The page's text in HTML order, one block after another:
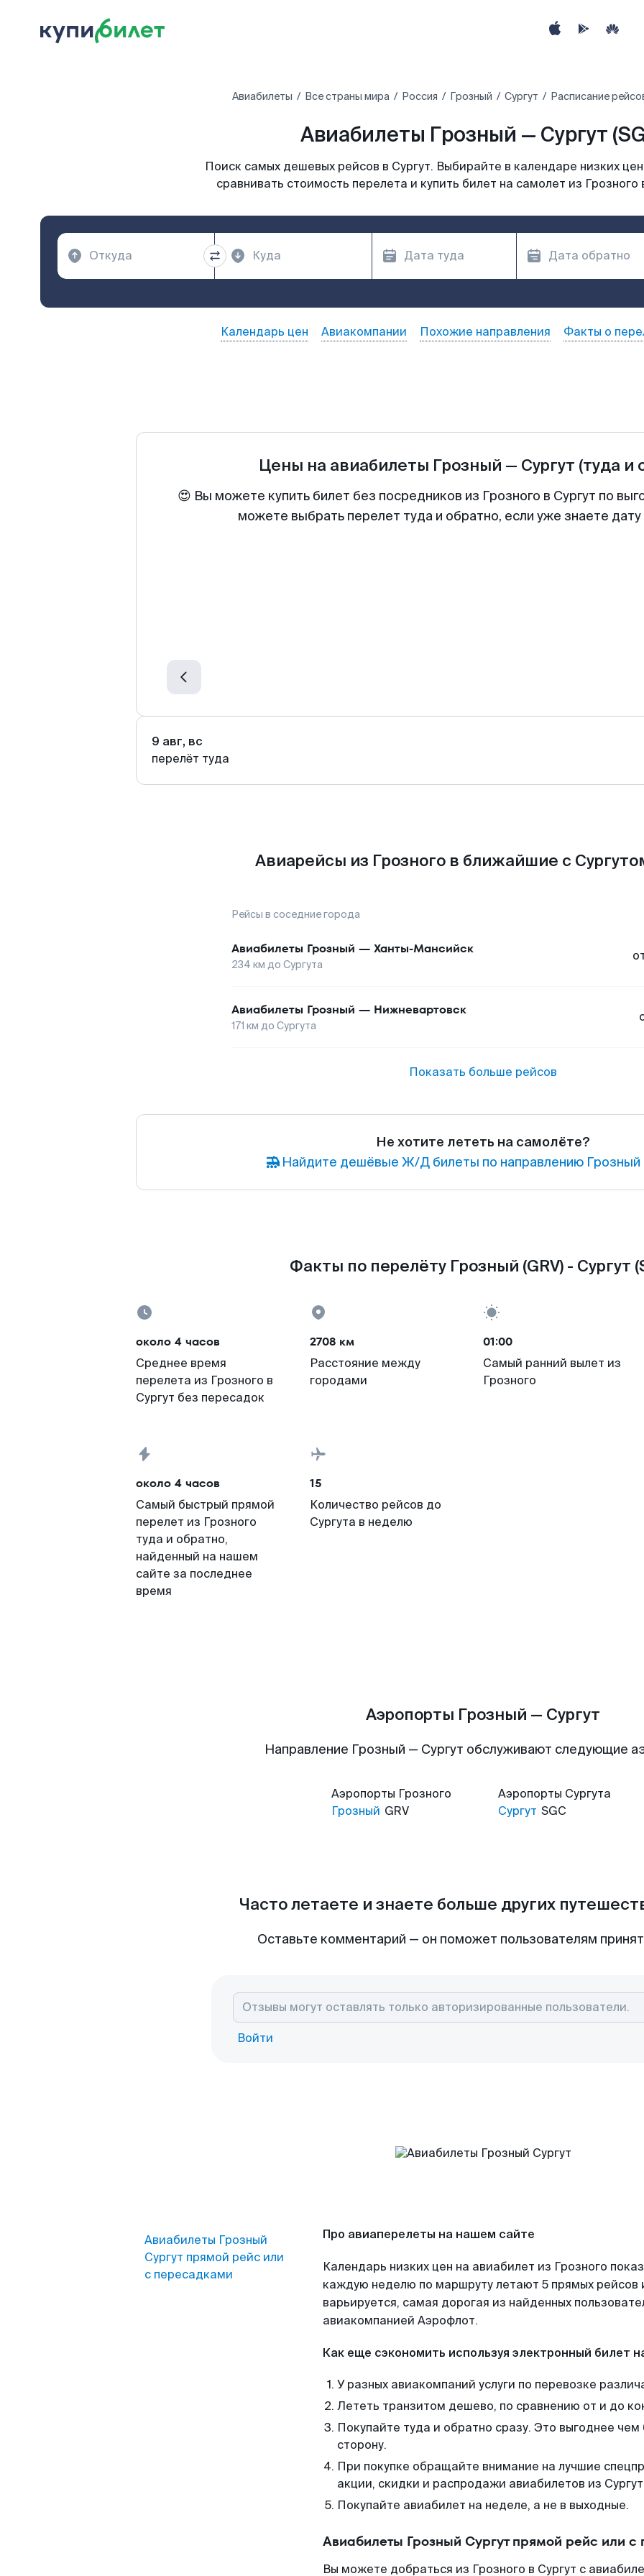
Авиабилеты Все страны мира Россия Грозный Сургут Расписание
Авиабилеты Грозный — Сургут
Поиск самых дешевых рейсов в Сургут. Выбирайте в календаре низких
сравнивать стоимость перелета и купить билет на самолет из Грозного
Календарь цен Авиакомпании Похожие направления Факты о
Цены на авиабилеты Грозный — Сургут (туда и
😍 Вы можете купить билет без посредников из Грозного в Сургут по
можете выбрать перелет туда и обратно, если уже знаете
9 авг, вс
перелёт туда
Авиарейсы из Грозного в ближайшие с
Рейсы в соседние города
Авиабилеты Грозный — Ханты-Мансийск
234 км до Сургута
Авиабилеты Грозный — Нижневартовск
171 км до Сургута
Показать больше рейсов
Не хотите лететь на самолёте?
Найдите дешёвые Ж/Д билеты по направлению Грозный
Факты по перелёту Грозный (GRV) - Сургут
около 4 часов
Среднее время
перелета из Грозного в
Сургут без пересадок
2708 км
Расстояние между
городами
01:00
Самый ранний вылет из
Грозного
около 4 часов
Самый быстрый прямой
перелет из Грозного
туда и обратно,
найденный на нашем
сайте за последнее
время
15
Количество рейсов до
Сургута в неделю
Аэропорты Грозный — Сургут
Направление Грозный — Сургут обслуживают следующие
Аэропорты Грозного
Грозный GRV
Аэропорты Сургута
Сургут SGC
Часто летаете и знаете больше других
Оставьте комментарий — он поможет пользователям
Войти
Авиабилеты Грозный
Сургут прямой рейс или
с пересадками
Про авиаперелеты на нашем сайте
Календарь низких цен на авиабилет из Грозного
каждую неделю по маршруту летают 5 прямых рейсов
варьируется, самая дорогая из найденных
авиакомпанией Аэрофлот.
Как еще сэкономить используя электронный билет
У разных авиакомпаний услуги по перевозке
Лететь транзитом дешево, по сравнению от и до
Покупайте туда и обратно сразу. Это выгоднее чем
сторону.
При покупке обращайте внимание на лучшие
акции, скидки и распродажи авиабилетов из
Покупайте авиабилет на неделе, а не в выходные.
Авиабилеты Грозный Сургут прямой рейс или
Вы можете добраться из Грозного в Сургут с